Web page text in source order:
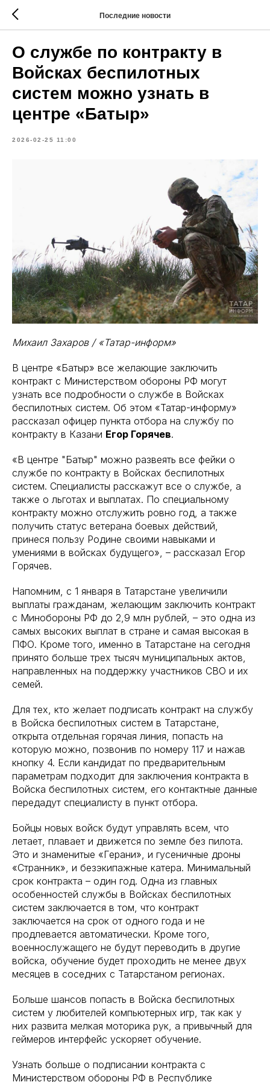
Последние новости
О службе по контракту в
Войсках беспилотных
систем можно узнать в
центре «Батыр»
2026-02-25 11:00
Михаил Захаров / «Татар-информ»
В центре «Батыр» все желающие заключить
контракт с Министерством обороны РФ могут
узнать все подробности о службе в Войсках
беспилотных систем. Об этом «Татар-информу»
рассказал офицер пункта отбора на службу по
контракту в Казани Егор Горячев.
«В центре "Батыр" можно развеять все фейки о
службе по контракту в Войсках беспилотных
систем. Специалисты расскажут все о службе, а
также о льготах и выплатах. По специальному
контракту можно отслужить ровно год, а также
получить статус ветерана боевых действий,
принеся пользу Родине своими навыками и
умениями в войсках будущего», – рассказал Егор
Горячев.
Напомним, с 1 января в Татарстане увеличили
выплаты гражданам, желающим заключить контракт
с Минобороны РФ до 2,9 млн рублей, – это одна из
самых высоких выплат в стране и самая высокая в
ПФО. Кроме того, именно в Татарстане на сегодня
принято больше трех тысяч муниципальных актов,
направленных на поддержку участников СВО и их
семей.
Для тех, кто желает подписать контракт на службу
в Войска беспилотных систем в Татарстане,
открыта отдельная горячая линия, попасть на
которую можно, позвонив по номеру 117 и нажав
кнопку 4. Если кандидат по предварительным
параметрам подходит для заключения контракта в
Войска беспилотных систем, его контактные данные
передадут специалисту в пункт отбора.
Бойцы новых войск будут управлять всем, что
летает, плавает и движется по земле без пилота.
Это и знаменитые «Герани», и гусеничные дроны
«Странник», и безэкипажные катера. Минимальный
срок контракта – один год. Одна из главных
особенностей службы в Войсках беспилотных
систем заключается в том, что контракт
заключается на срок от одного года и не
продлевается автоматически. Кроме того,
военнослужащего не будут переводить в другие
войска, обучение будет проходить не менее двух
месяцев в соседних с Татарстаном регионах.
Больше шансов попасть в Войска беспилотных
систем у любителей компьютерных игр, так как у
них развита мелкая моторика рук, а привычный для
геймеров интерфейс ускоряет обучение.
Узнать больше о подписании контракта с
Министерством обороны РФ в Республике